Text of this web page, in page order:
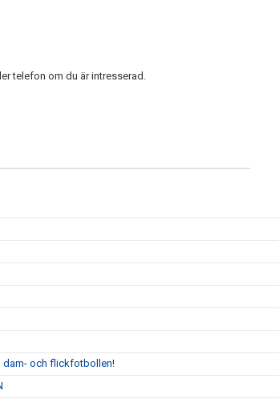
telefon om du är intresserad.
dam- och flickfotbollen!